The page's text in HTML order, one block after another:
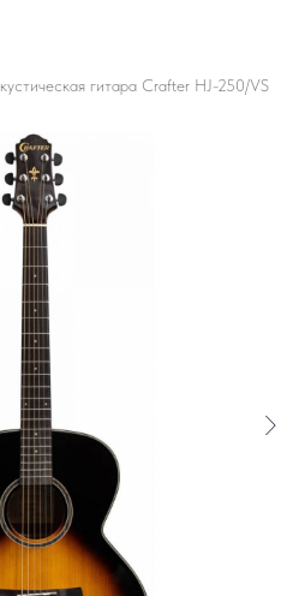
гитара Crafter HJ-250/VS